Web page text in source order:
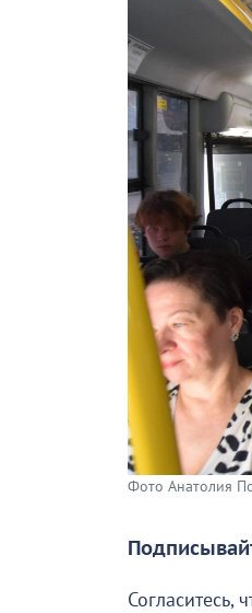
Фото Анатолия
Согласитесь,